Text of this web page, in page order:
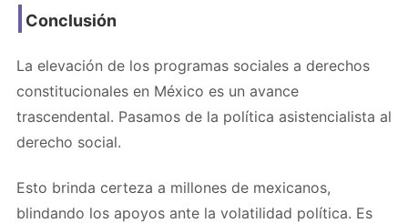
Conclusión
La elevación de los programas sociales a derechos
constitucionales en México es un avance
trascendental. Pasamos de la política asistencialista al
derecho social.
Esto brinda certeza a millones de mexicanos,
blindando los apoyos ante la volatilidad política. Es